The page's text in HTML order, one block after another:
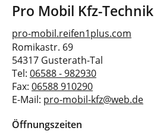
Pro Mobil Kfz-Technik
pro-mobil.reifen1plus.com
Romikastr. 69
54317 Gusterath-Tal
Tel: 06588 - 982930
Fax: 06588 910290
E-Mail: pro-mobil-kfz@web.de
Öffnungszeiten